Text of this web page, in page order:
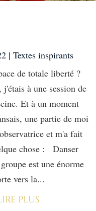
| Textes inspirants
de totale liberté ?
à une session de
Et à un moment
une partie de moi
et m'a fait
chose : Danser
est une énorme
vers la...
plus